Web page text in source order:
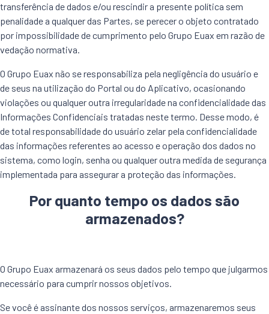
transferência de dados e/ou rescindir a presente política sem
penalidade a qualquer das Partes, se perecer o objeto contratado
por impossibilidade de cumprimento pelo Grupo Euax em razão de
vedação normativa.
O Grupo Euax não se responsabiliza pela negligência do usuário e
de seus na utilização do Portal ou do Aplicativo, ocasionando
violações ou qualquer outra irregularidade na confidencialidade das
Informações Confidenciais tratadas neste termo. Desse modo, é
de total responsabilidade do usuário zelar pela confidencialidade
das informações referentes ao acesso e operação dos dados no
sistema, como login, senha ou qualquer outra medida de segurança
implementada para assegurar a proteção das informações.
Por quanto tempo os dados são
armazenados?
O Grupo Euax armazenará os seus dados pelo tempo que julgarmos
necessário para cumprir nossos objetivos.
Se você é assinante dos nossos serviços, armazenaremos seus